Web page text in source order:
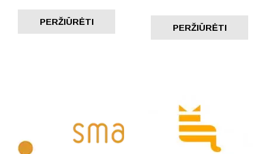
PERŽIŪRĖTI
PERŽIŪRĖTI